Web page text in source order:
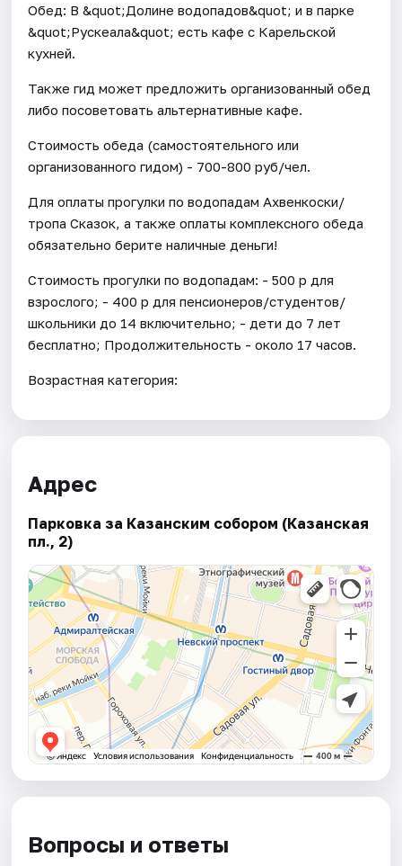
Обед: В &quot;Долине водопадов&quot; и в парке
&quot;Рускеала&quot; есть кафе с Карельской
кухней.
Также гид может предложить организованный обед
либо посоветовать альтернативные кафе.
Стоимость обеда (самостоятельного или
организованного гидом) - 700-800 руб/чел.
Для оплаты прогулки по водопадам Ахвенкоски/
тропа Сказок, а также оплаты комплексного обеда
обязательно берите наличные деньги!
Стоимость прогулки по водопадам: - 500 р для
взрослого; - 400 р для пенсионеров/студентов/
школьники до 14 включительно; - дети до 7 лет
бесплатно; Продолжительность - около 17 часов.
Возрастная категория:
Адрес
Парковка за Казанским собором (Казанская
пл., 2)
Вопросы и ответы